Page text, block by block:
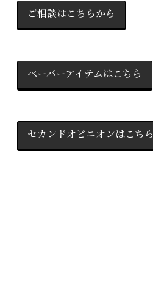
ご相談はこちらから
ペーパーアイテムはこちら
セカンドオピニオンはこちら